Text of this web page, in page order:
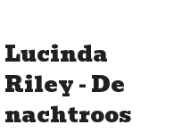
Lucinda
Riley - De
nachtroos